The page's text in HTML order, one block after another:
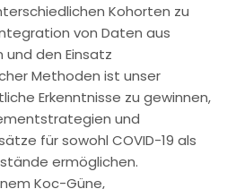
Kohorten zu
von Daten aus
den Einsatz
Methoden ist unser
Erkenntnisse zu gewinnen,
und
für sowohl COVID-19 als
ermöglichen.
Koc-Güne,